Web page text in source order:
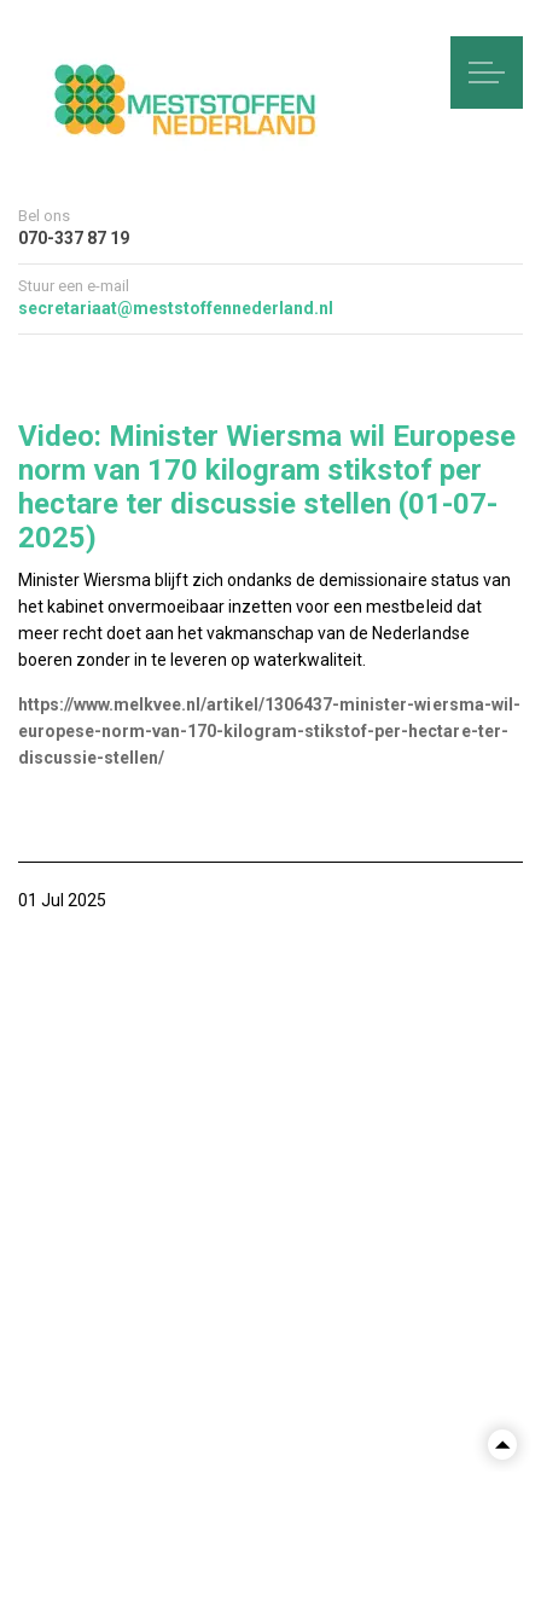
Bel ons
070-337 87 19
Stuur een e-mail
secretariaat@meststoffennederland.nl
Video: Minister Wiersma wil Europese
norm van 170 kilogram stikstof per
hectare ter discussie stellen (01-07-
2025)
Minister Wiersma blijft zich ondanks de demissionaire status van
het kabinet onvermoeibaar inzetten voor een mestbeleid dat
meer recht doet aan het vakmanschap van de Nederlandse
boeren zonder in te leveren op waterkwaliteit.
https://www.melkvee.nl/artikel/1306437-minister-wiersma-wil-
europese-norm-van-170-kilogram-stikstof-per-hectare-ter-
discussie-stellen/
01 Jul 2025